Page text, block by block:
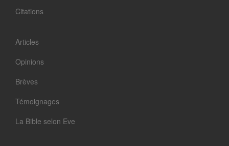
Citations
Articles
Opinions
Brèves
Témoignages
La Bible selon Eve